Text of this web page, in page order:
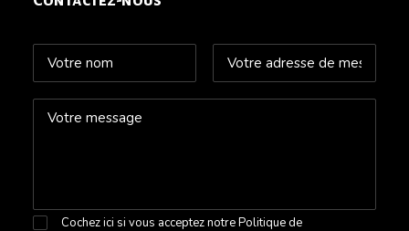
Cochez ici si vous acceptez notrePolitique de